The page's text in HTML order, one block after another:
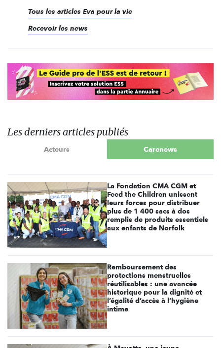
Tous les articles Eva pour la vie
Recevoir les news
Les derniers articles publiés
Acteurs Carenews
La Fondation CMA CGM et
Feed the Children unissent
leurs forces pour distribuer
plus de 1 400 sacs à dos
remplis de produits essentiels
aux enfants de Norfolk
Remboursement des
protections menstruelles
réutilisables : une avancée
historique pour la dignité et
l’égalité d’accès à l’hygiène
intime